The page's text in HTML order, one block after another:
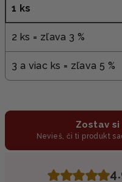
1 ks
2 ks = zľava 3 %
3 a viac ks = zľava 5 %
Zostav
Nevieš, či ti produkt